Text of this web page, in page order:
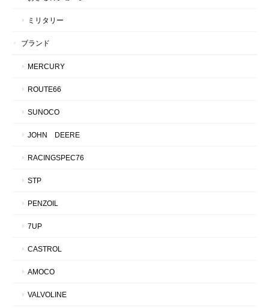
ミリタリー
ブランド
MERCURY
ROUTE66
SUNOCO
JOHN DEERE
RACINGSPEC76
STP
PENZOIL
7UP
CASTROL
AMOCO
VALVOLINE